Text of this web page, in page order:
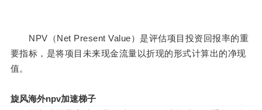
NPV（Net Present Value）是评估项目投资回报率的重
要指标，是将项目未来现金流量以折现的形式计算出的净现
值。
旋风海外npv加速梯子